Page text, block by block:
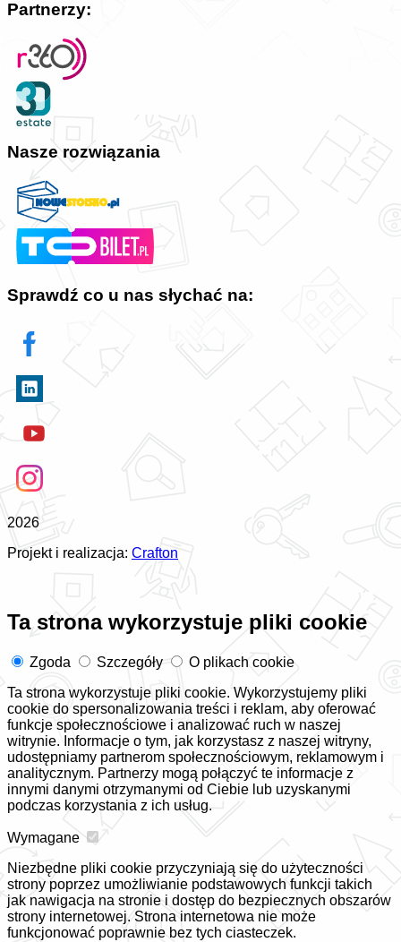
Partnerzy:
Nasze rozwiązania
Sprawdź co u nas słychać na:
2026
Projekt i realizacja: Crafton
Ta strona wykorzystuje pliki cookie
Zgoda Szczegóły
O plikach cookie
Ta strona wykorzystuje pliki cookie. Wykorzystujemy pliki
cookie do spersonalizowania treści i reklam, aby oferować
funkcje społecznościowe i analizować ruch w naszej
witrynie. Informacje o tym, jak korzystasz z naszej witryny,
udostępniamy partnerom społecznościowym, reklamowym i
analitycznym. Partnerzy mogą połączyć te informacje z
innymi danymi otrzymanymi od Ciebie lub uzyskanymi
podczas korzystania z ich usług.
Wymagane
Niezbędne pliki cookie przyczyniają się do użyteczności
strony poprzez umożliwianie podstawowych funkcji takich
jak nawigacja na stronie i dostęp do bezpiecznych obszarów
strony internetowej. Strona internetowa nie może
funkcjonować poprawnie bez tych ciasteczek.